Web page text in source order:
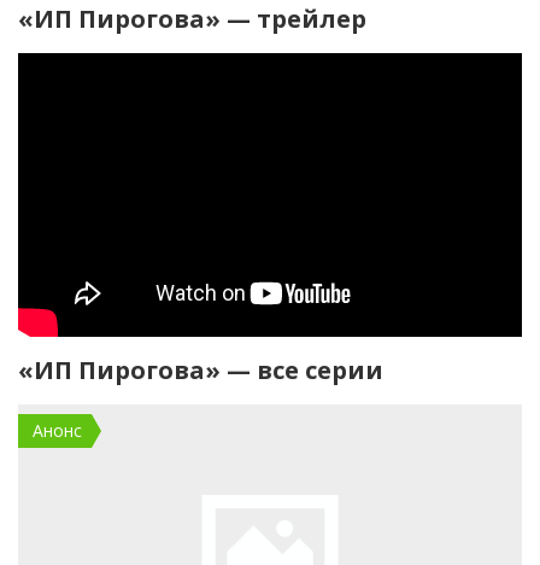
«ИП Пирогова» — трейлер
«ИП Пирогова» — все серии
Анонс